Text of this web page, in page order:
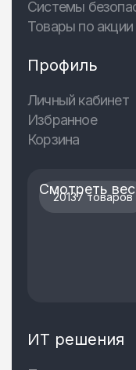
Системы
Товары по акции
Профиль
Личный кабинет
Избранное
Корзина
20137 товаров
Смотреть
ИТ решения